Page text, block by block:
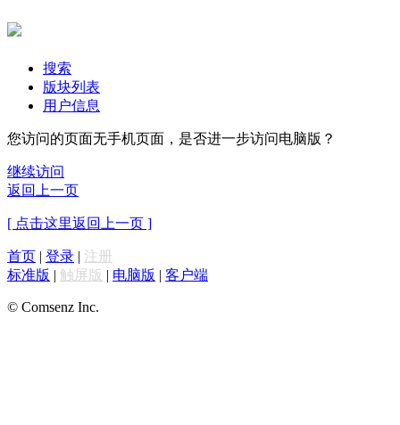
搜索
版块列表
用户信息
您访问的页面无手机页面，是否进一步访问电脑版？
继续访问
返回上一页
[ 点击这里返回上一页 ]
首页 | 登录 | 注册
标准版 | 触屏版 | 电脑版 | 客户端
© Comsenz Inc.